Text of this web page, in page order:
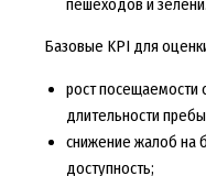
пешеходов и зелени.
Базовые KPI для
рост посещаемости
длительности
снижение жалоб на
доступность;